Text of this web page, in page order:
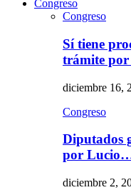
Congreso
Congreso
Sí tiene
trámite
diciembre 16,
Congreso
Diputados
por
diciembre 2,